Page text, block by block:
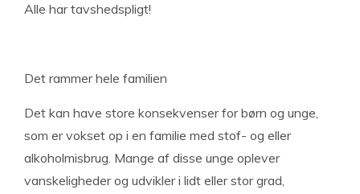
Alle har tavshedspligt!
Det rammer hele familien
Det kan have store konsekvenser for børn og unge,
som er vokset op i en familie med stof- og eller
alkoholmisbrug. Mange af disse unge oplever
vanskeligheder og udvikler i lidt eller stor grad,